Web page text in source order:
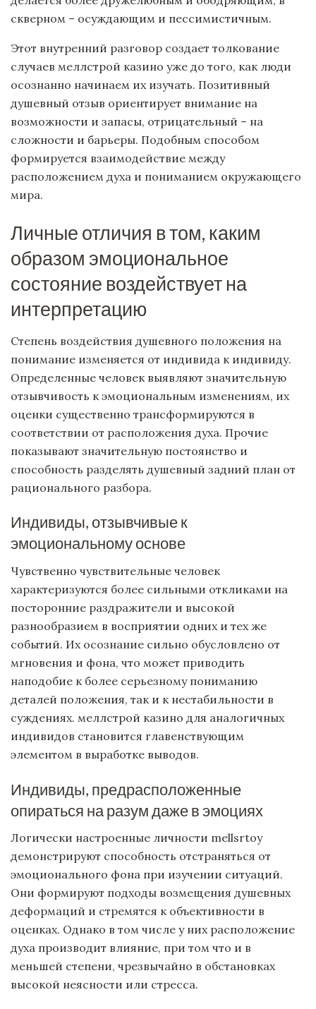
скверном – осуждающим и пессимистичным.
Этот внутренний разговор создает толкование
случаев меллстрой казино уже до того, как люди
осознанно начинаем их изучать. Позитивный
душевный отзыв ориентирует внимание на
возможности и запасы, отрицательный – на
сложности и барьеры. Подобным способом
формируется взаимодействие между
расположением духа и пониманием окружающего
мира.
Личные отличия в том, каким
образом эмоциональное
состояние воздействует на
интерпретацию
Степень воздействия душевного положения на
понимание изменяется от индивида к индивиду.
Определенные человек выявляют значительную
отзывчивость к эмоциональным изменениям, их
оценки существенно трансформируются в
соответствии от расположения духа. Прочие
показывают значительную постоянство и
способность разделять душевный задний план от
рационального разбора.
Индивиды, отзывчивые к
эмоциональному основе
Чувственно чувствительные человек
характеризуются более сильными откликами на
посторонние раздражители и высокой
разнообразием в восприятии одних и тех же
событий. Их осознание сильно обусловлено от
мгновения и фона, что может приводить
наподобие к более серьезному пониманию
деталей положения, так и к нестабильности в
суждениях. меллстрой казино для аналогичных
индивидов становится главенствующим
элементом в выработке выводов.
Индивиды, предрасположенные
опираться на разум даже в эмоциях
Логически настроенные личности mellsrtoy
демонстрируют способность отстраняться от
эмоционального фона при изучении ситуаций.
Они формируют подходы возмещения душевных
деформаций и стремятся к объективности в
оценках. Однако в том числе у них расположение
духа производит влияние, при том что и в
меньшей степени, чрезвычайно в обстановках
высокой неясности или стресса.